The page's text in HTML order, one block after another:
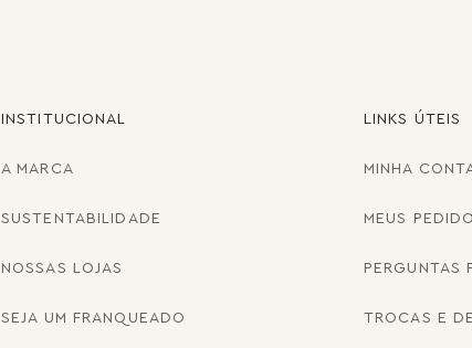
INSTITUCIONAL
A MARCA
SUSTENTABILIDADE
NOSSAS LOJAS
SEJA UM FRANQUEADO
LINKS ÚTEIS
MINHA
MEUS
PERGUNTAS
TROCAS E